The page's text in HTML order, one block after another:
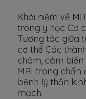
Khái niệm về
trong y học Cơ
Tương tác giữa
cơ thể Các
châm, cảm
MRI trong chẩn
bệnh lý thần
mạch.